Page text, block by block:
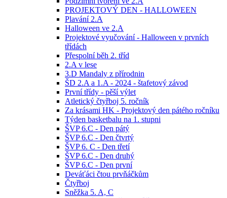
PROJEKTOVÝ DEN - HALLOWEEN
Plavání 2.A
Halloween ve 2.A
Projektové vyučování - Halloween v prvních
třídách
Přespolní běh 2. tříd
2.A v lese
3.D Mandaly z přírodnin
ŠD 2.A a 1.A - 2024 - štafetový závod
První třídy - pěší výlet
Atletický čtyřboj 5. ročník
Za krásami HK - Projektový den pátého ročníku
Týden basketbalu na 1. stupni
ŠVP 6.C - Den pátý
ŠVP 6.C - Den čtvrtý
ŠVP 6. C - Den třetí
ŠVP 6.C - Den druhý
ŠVP 6.C - Den první
Deváťáci čtou prvňáčkům
Čtyřboj
Sněžka 5. A, C